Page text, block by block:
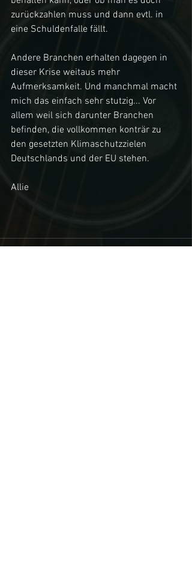
zurückzahlen muss und dann evtl. in
eine Schuldenfalle fällt.
Andere Branchen erhalten dagegen in
dieser Krise weitaus mehr
Aufmerksamkeit. Und manchmal macht
mich das einfach sehr stutzig... Vor
allem weil sich darunter Branchen
befinden, die vollkommen konträr zu
den gesetzten Klimaschutzzielen
Deutschlands und der EU stehen.
Allie